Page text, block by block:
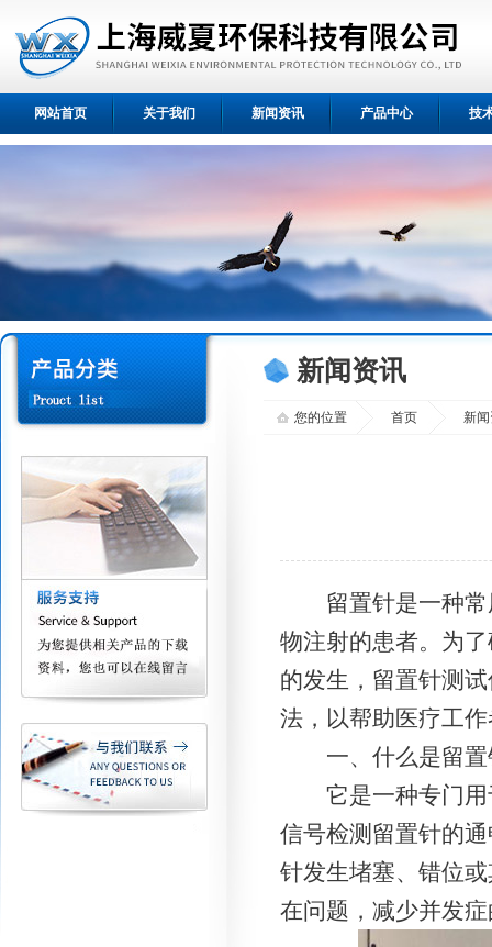
网站首页 关于我们 新闻资讯 产品中心 技
新闻资讯
您的位置 首页 新
留置针是一种常
物注射的患者。为
的发生，留置针测
法，以帮助医疗工
一、什么是留置
它是一种专门用
信号检测留置针的
针发生堵塞、错位
在问题，减少并发